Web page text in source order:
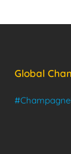
Global